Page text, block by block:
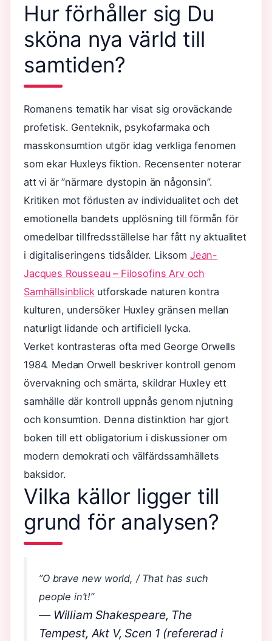
Hur förhåller sig Du
sköna nya värld till
samtiden?
Romanens tematik har visat sig oroväckande
profetisk. Genteknik, psykofarmaka och
masskonsumtion utgör idag verkliga fenomen
som ekar Huxleys fiktion. Recensenter noterar
att vi är ”närmare dystopin än någonsin”.
Kritiken mot förlusten av individualitet och det
emotionella bandets upplösning till förmån för
omedelbar tillfredsställelse har fått ny aktualitet
i digitaliseringens tidsålder. Liksom Jean-
Jacques Rousseau – Filosofins Arv och
Samhällsinblickutforskade naturen kontra
kulturen, undersöker Huxley gränsen mellan
naturligt lidande och artificiell lycka.
Verket kontrasteras ofta med George Orwells
1984. Medan Orwell beskriver kontroll genom
övervakning och smärta, skildrar Huxley ett
samhälle där kontroll uppnås genom njutning
och konsumtion. Denna distinktion har gjort
boken till ett obligatorium i diskussioner om
modern demokrati och välfärdssamhällets
baksidor.
Vilka källor ligger till
grund för analysen?
”O brave new world, / That has such
people in’t!”
— William Shakespeare, The
Tempest, Akt V, Scen 1 (refererad i